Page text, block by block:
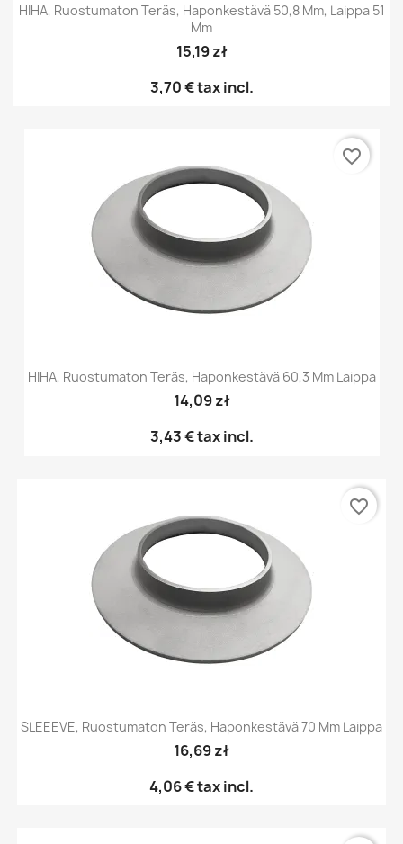
HIHA, Ruostumaton Teräs, Haponkestävä 50,8 Mm, Laippa 51
Mm
15,19 zł
3,70 €tax incl.
HIHA, Ruostumaton Teräs, Haponkestävä 60,3 Mm Laippa
14,09 zł
3,43 €tax incl.
favorite_border
SLEEEVE, Ruostumaton Teräs, Haponkestävä 70 Mm Laippa
16,69 zł
4,06 €tax incl.
favorite_border